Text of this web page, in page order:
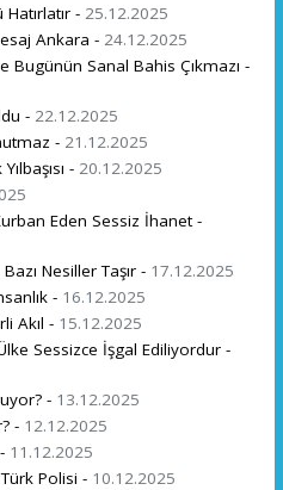
- 25.12.2025
Ankara - 24.12.2025
Bugünün Sanal Bahis Çıkmazı -
- 22.12.2025
- 21.12.2025
- 20.12.2025
Eden Sessiz İhanet -
Nesiller Taşır - 17.12.2025
- 16.12.2025
Akıl - 15.12.2025
Sessizce İşgal Ediliyordur -
- 13.12.2025
- 12.12.2025
11.12.2025
Polisi - 10.12.2025